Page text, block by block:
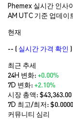
Phemex 실시간 인사
AM UTC 기준 업데이
현재
-- ( 실시간 가격 확인 )
최근 추세
24H 변화:+0.00%
7D 변화:+2.10%
시장 총액:$43,363.00
7D 최고/최저: $
커뮤니티 심리